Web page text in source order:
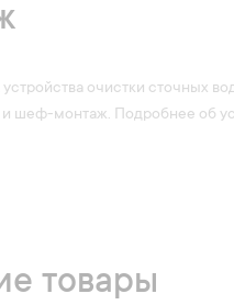
очистки сточных
шеф-монтаж. Подробнее об
товары